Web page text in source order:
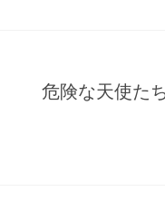
危険な天使た